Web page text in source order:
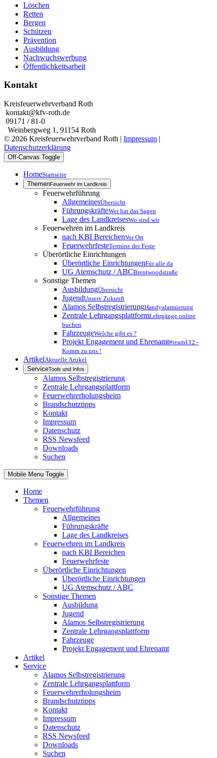
Löschen
Retten
Bergen
Schützen
Prävention
Ausbildung
Nachwuchswerbung
Öffentlichkeitsarbeit
Kontakt
Kreisfeuerwehrverband Roth
kontakt@kfv-roth.de
09171 / 81-0
Weinbergweg 1, 91154 Roth
© 2026 Kreisfeuerwehrverband Roth | Impressum |
Datenschutzerklärung
Off-Canvas Toggle
HomeStartseite
ThemenFeuerwehr im Landkreis
Feuerwehrführung
AllgemeinesÜbersicht
FührungskräfteWer hat das Sagen
Lage des LandkreisesWo sind wir
Feuerwehren im Landkreis
nach KBI BereichenVor Ort
FeuerwehrfesteTermine der Feste
Überörtliche Einrichtungen
Überörtliche EinrichtungenFür alle da
UG Atemschutz / ABCBrentwoodstraße
Sonstige Themen
AusbildungÜbersicht
JugendUnsere Zukunft
Alamos SelbstregistrierungHandyalarmierung
Zentrale LehrgangsplattformLehrgänge online
buchen
FahrzeugeWelche gibt es ?
Projekt Engagement und Ehrenamt#team112 -
Komm zu uns !
ArtikelAktuelle Artikel
ServiceTools und Infos
Alamos Selbstregistrierung
Zentrale Lehrgangsplattform
Feuerwehrerholungsheim
Brandschutztipps
Kontakt
Impressum
Datenschutz
RSS Newsfeed
Downloads
Suchen
Mobile Menu Toggle
Home
Themen
Feuerwehrführung
Allgemeines
Führungskräfte
Lage des Landkreises
Feuerwehren im Landkreis
nach KBI Bereichen
Feuerwehrfeste
Überörtliche Einrichtungen
Überörtliche Einrichtungen
UG Atemschutz / ABC
Sonstige Themen
Ausbildung
Jugend
Alamos Selbstregistrierung
Zentrale Lehrgangsplattform
Fahrzeuge
Projekt Engagement und Ehrenamt
Artikel
Service
Alamos Selbstregistrierung
Zentrale Lehrgangsplattform
Feuerwehrerholungsheim
Brandschutztipps
Kontakt
Impressum
Datenschutz
RSS Newsfeed
Downloads
Suchen